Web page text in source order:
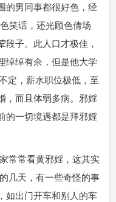
的男同事都很好色，经
笑话，还光顾色倩场
段子。此人口才极佳，
绰绰有余，但是他大学
定，薪水职位极低，至
，而且体弱多病。邪婬
的一切境遇都是拜邪婬
常常看黄邪婬，这其实
几天，有一些奇怪的事
如出门开车和别人的车